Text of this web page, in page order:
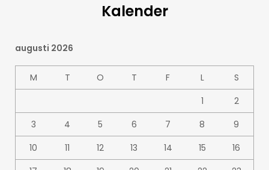
Kalender
augusti 2026
M T O T F L
S
1
2
3
4 5 6 7 8
9
10
11 12 13 14 15
16